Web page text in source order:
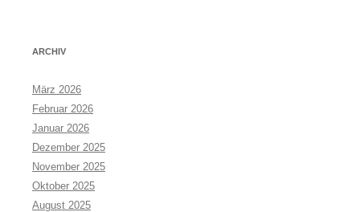
ARCHIV
März 2026
Februar 2026
Januar 2026
Dezember 2025
November 2025
Oktober 2025
August 2025